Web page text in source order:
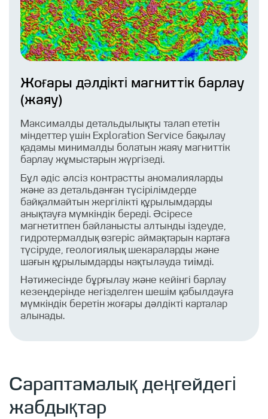
Қызметтер
Жоғары дәлдікті магниттік барлау
(жаяу)
Максималды детальдылықты талап ететін
міндеттер үшін Exploration Service бақылау
қадамы минималды болатын жаяу магниттік
барлау жұмыстарын жүргізеді.
Бұл әдіс әлсіз контрастты аномалияларды
және аз детальданған түсірілімдерде
байқалмайтын жергілікті құрылымдарды
анықтауға мүмкіндік береді. Әсіресе
магнетитпен байланысты алтынды іздеуде,
гидротермалдық өзгеріс аймақтарын картаға
түсіруде, геологиялық шекараларды және
шағын құрылымдарды нақтылауда тиімді.
Нәтижесінде бұрғылау және кейінгі барлау
кезеңдерінде негізделген шешім қабылдауға
мүмкіндік беретін жоғары дәлдікті карталар
алынады.
Сараптамалық деңгейдегі
жабдықтар